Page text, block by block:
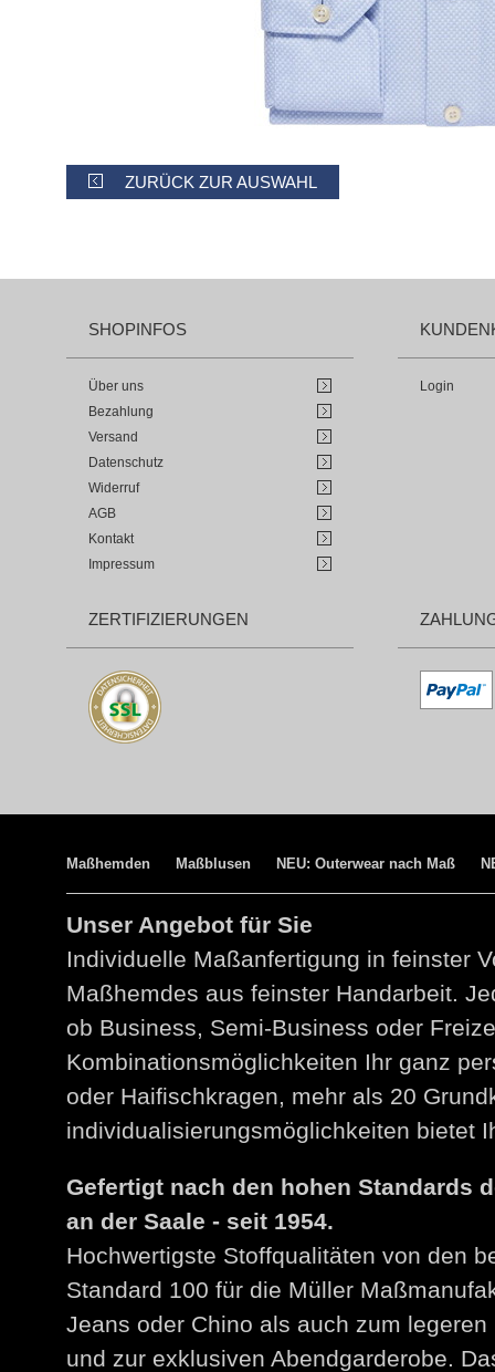
ZURÜCK ZUR AUSWAHL
SHOPINFOS
Über uns
Bezahlung
Versand
Datenschutz
Widerruf
AGB
Kontakt
Impressum
Login
ZERTIFIZIERUNGEN
Maßhemden Maßblusen NEU: Outerwear nach Maß
Unser Angebot für Sie
Individuelle Maßanfertigung in feinster
Maßhemdes aus feinster Handarbeit.
ob Business, Semi-Business oder
Kombinationsmöglichkeiten Ihr ganz
oder Haifischkragen, mehr als 20
individualisierungsmöglichkeiten bietet
Gefertigt nach den hohen Standards
an der Saale - seit 1954.
Hochwertigste Stoffqualitäten von den
Standard 100 für die Müller
Jeans oder Chino als auch zum
und zur exklusiven Abendgarderobe.